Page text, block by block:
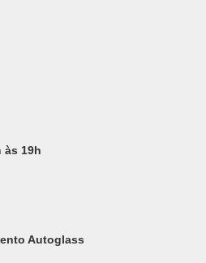
às 19h
Autoglass